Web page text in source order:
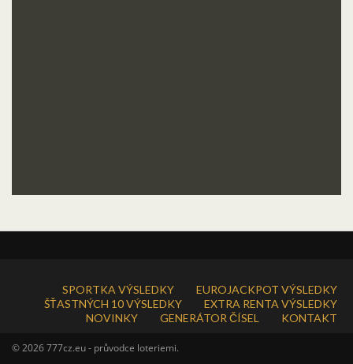
SPORTKA VÝSLEDKY
EUROJACKPOT VÝSLEDKY
ŠŤASTNÝCH 10 VÝSLEDKY
EXTRA RENTA VÝSLEDKY
NOVINKY
GENERÁTOR ČÍSEL KONTAKT
© 2026 777cz.eu - průvodce loteriemi.